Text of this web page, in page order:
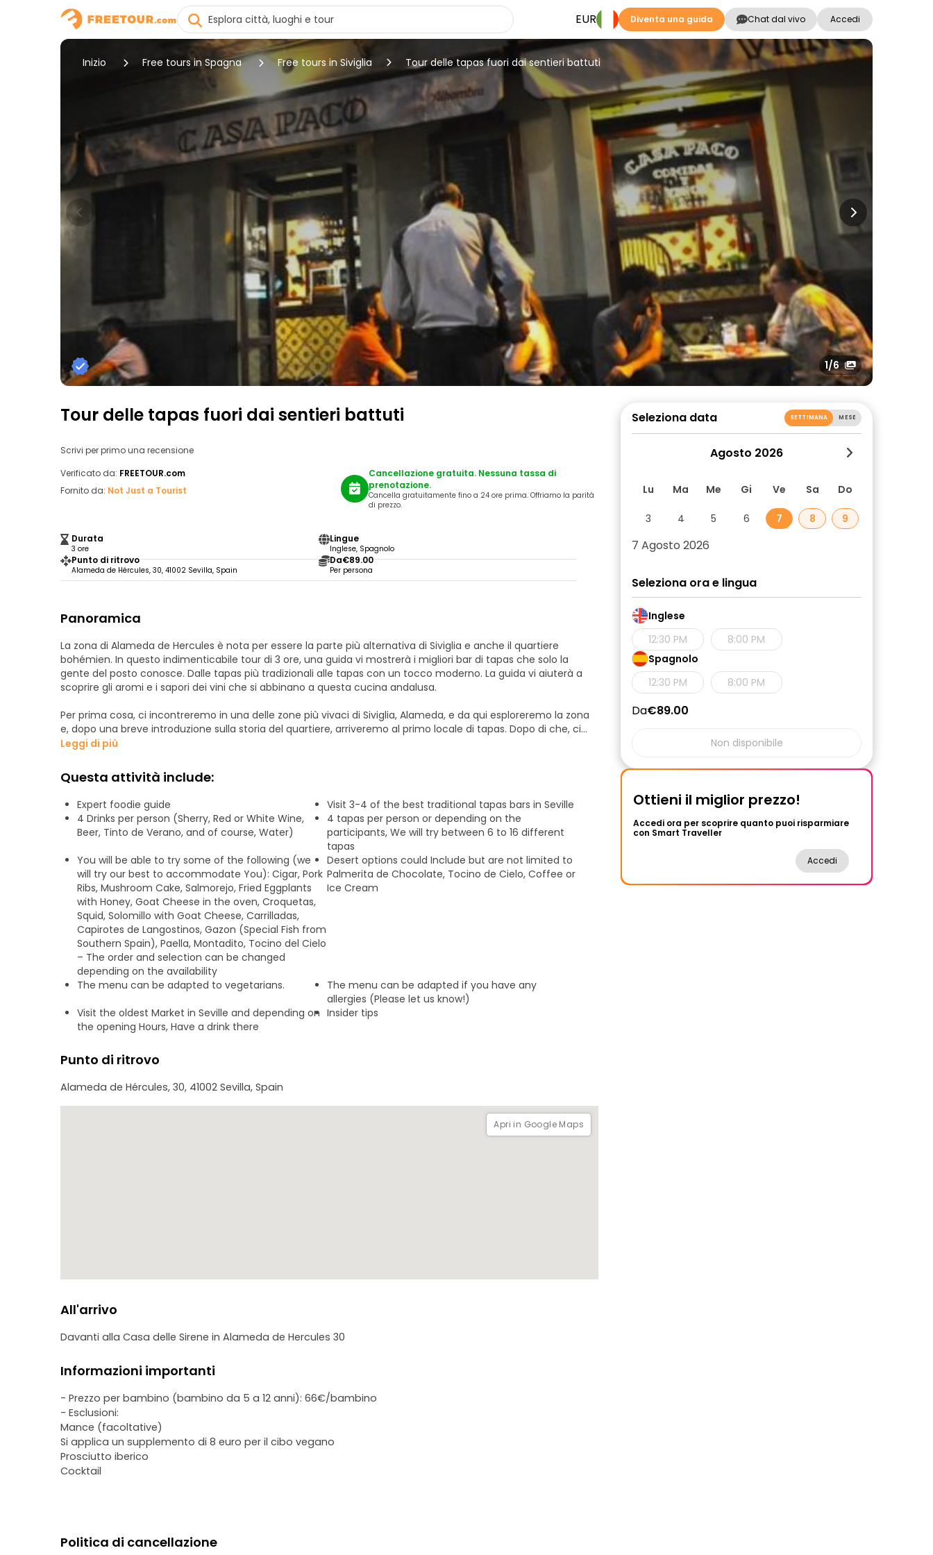
EUR Diventa una guida Chat dal vivo Accedi
Inizio Free tours in Spagna Free tours in Siviglia Tour delle tapas fuori dai sentieri battuti
1/6
Tour delle tapas fuori dai sentieri battuti
Scrivi per primo una recensione
Verificato da: FREETOUR.com
Fornito da: Not Just a Tourist
Durata
3 ore
Lingue
Inglese, Spagnolo
Punto di ritrovo
Alameda de Hércules, 30, 41002 Sevilla, Spain
Da€89.00
Per persona
Cancellazione gratuita. Nessuna tassa di
prenotazione.
Cancella gratuitamente fino a 24 ore prima. Offriamo la parità
di prezzo.
Panoramica
La zona di Alameda de Hercules è nota per essere la parte più alternativa di Siviglia e anche il quartiere
bohémien. In questo indimenticabile tour di 3 ore, una guida vi mostrerà i migliori bar di tapas che solo la
gente del posto conosce. Dalle tapas più tradizionali alle tapas con un tocco moderno. La guida vi aiuterà a
scoprire gli aromi e i sapori dei vini che si abbinano a questa cucina andalusa.
Per prima cosa, ci incontreremo in una delle zone più vivaci di Siviglia, Alameda, e da qui esploreremo la zona
e, dopo una breve introduzione sulla storia del quartiere, arriveremo al primo locale di tapas. Dopo di che, ci
aggireremo per le strade e vedremo una serie di diversi locali di tapas.
In ognuno dei bar di tapas si potrà bere qualcosa e scegliere un piatto da condividere, il che significa che se
siete in gruppo con poche persone, potrete provare una dozzina di piatti diversi! Al termine, torneremo al
punto d'incontro.
Nota: questo tour offre un po' di tutto, quindi tutti, dalle coppie alle famiglie, possono godere di questo
assaggio dell'Andalusia! Inoltre, possiamo soddisfare qualsiasi esigenza dietetica, poiché la cucina spagnola
può includere opzioni vegetariane, non a base di carne di maiale e altre!
Leggi di più
Questa attività include:
Expert foodie guide
Visit 3-4 of the best traditional tapas bars in Seville
4 Drinks per person (Sherry, Red or White Wine,
Beer, Tinto de Verano, and of course, Water)
4 tapas per person or depending on the
participants, We will try between 6 to 16 different
tapas
You will be able to try some of the following (we
will try our best to accommodate You): Cigar, Pork
Ribs, Mushroom Cake, Salmorejo, Fried Eggplants
with Honey, Goat Cheese in the oven, Croquetas,
Squid, Solomillo with Goat Cheese, Carrilladas,
Capirotes de Langostinos, Gazon (Special Fish from
Southern Spain), Paella, Montadito, Tocino del Cielo
– The order and selection can be changed
depending on the availability
Desert options could Include but are not limited to
Palmerita de Chocolate, Tocino de Cielo, Coffee or
Ice Cream
The menu can be adapted to vegetarians.
The menu can be adapted if you have any
allergies (Please let us know!)
Visit the oldest Market in Seville and depending on
the opening Hours, Have a drink there
Insider tips
Punto di ritrovo
Alameda de Hércules, 30, 41002 Sevilla, Spain
Apri in Google Maps
All'arrivo
Davanti alla Casa delle Sirene in Alameda de Hercules 30
Informazioni importanti
- Prezzo per bambino (bambino da 5 a 12 anni): 66€/bambino
- Esclusioni:
Mance (facoltative)
Si applica un supplemento di 8 euro per il cibo vegano
Prosciutto iberico
Cocktail
Politica di cancellazione
Seleziona data SETTIMANA MESE
Agosto 2026
Lu Ma Me Gi Ve Sa Do
3 4 5 6 7 8 9
7 Agosto 2026
Seleziona ora e lingua
Inglese
12:30 PM
8:00 PM
Spagnolo
12:30 PM
8:00 PM
Da€89.00
Non disponibile
Ottieni il miglior prezzo!
Accedi ora per scoprire quanto puoi risparmiare
con Smart Traveller
Accedi